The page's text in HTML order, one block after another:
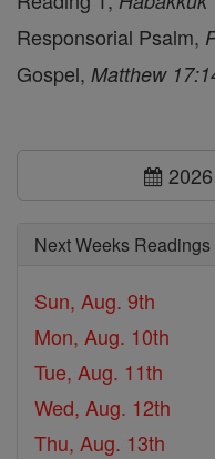
Responsorial Psalm,
Gospel, Matthew
Next Weeks Readings
Sun, Aug. 9th
Mon, Aug. 10th
Tue, Aug. 11th
Wed, Aug. 12th
Thu, Aug. 13th